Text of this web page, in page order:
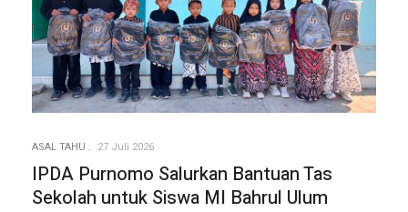
ASAL TAHU 27 Juli 2026
IPDA Purnomo Salurkan Bantuan Tas
Sekolah untuk Siswa MI Bahrul Ulum